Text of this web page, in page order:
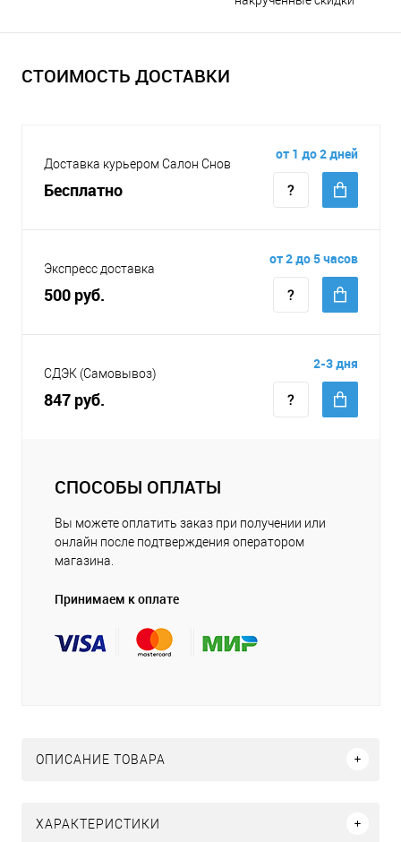
СТОИМОСТЬ ДОСТАВКИ
Доставка курьером Салон Снов
Бесплатно
от 1 до 2 дней
Экспресс доставка
500 руб.
от 2 до 5 часов
СДЭК (Самовывоз)
847 руб.
2-3 дня
СПОСОБЫ ОПЛАТЫ
Вы можете оплатить заказ при получении или
онлайн после подтверждения оператором
магазина.
Принимаем к оплате
ОПИСАНИЕ ТОВАРА
ХАРАКТЕРИСТИКИ